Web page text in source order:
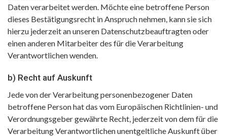
Daten verarbeitet werden. Möchte eine betroffene Person
dieses Bestätigungsrecht in Anspruch nehmen, kann sie sich
hierzu jederzeit an unseren Datenschutzbeauftragten oder
einen anderen Mitarbeiter des für die Verarbeitung
Verantwortlichen wenden.
b) Recht auf Auskunft
Jede von der Verarbeitung personenbezogener Daten
betroffene Person hat das vom Europäischen Richtlinien- und
Verordnungsgeber gewährte Recht, jederzeit von dem für die
Verarbeitung Verantwortlichen unentgeltliche Auskunft über